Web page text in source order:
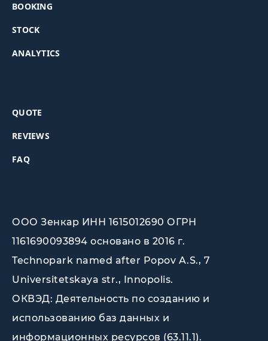
BOOKING
STOCK
ANALYTICS
QUOTE
REVIEWS
FAQ
ООО Зенкар ИНН 1615012690 ОГРН
1161690093894 основано в 2016 г.
Technopark named after Popov A.S., 7
Universitetskaya str., Innopolis.
ОКВЭД: Деятельность по созданию и
использованию баз данных и
информационных ресурсов (63.11.1).